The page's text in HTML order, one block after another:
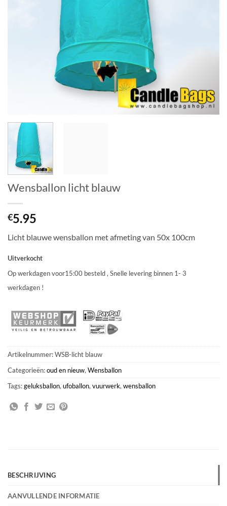
Wensballon licht blauw
€5.95
Licht blauwe wensballon met afmeting van 50x 100cm
Uitverkocht
Op werkdagen voor15:00 besteld , Snelle levering binnen 1- 3
werkdagen !
Artikelnummer:WSB-licht blauw
Categorieën:oud en nieuw, Wensballon
Tags:geluksballon, ufoballon, vuurwerk, wensballon
BESCHRIJVING
AANVULLENDE INFORMATIE